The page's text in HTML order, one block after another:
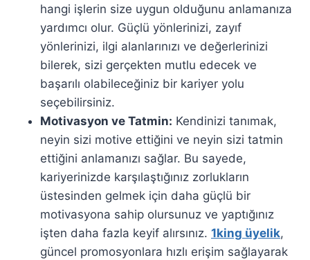
hangi işlerin size uygun olduğunu anlamanıza
yardımcı olur. Güçlü yönlerinizi, zayıf
yönlerinizi, ilgi alanlarınızı ve değerlerinizi
bilerek, sizi gerçekten mutlu edecek ve
başarılı olabileceğiniz bir kariyer yolu
seçebilirsiniz.
Motivasyon ve Tatmin: Kendinizi tanımak,
neyin sizi motive ettiğini ve neyin sizi tatmin
ettiğini anlamanızı sağlar. Bu sayede,
kariyerinizde karşılaştığınız zorlukların
üstesinden gelmek için daha güçlü bir
motivasyona sahip olursunuz ve yaptığınız
işten daha fazla keyif alırsınız. 1king üyelik,
güncel promosyonlara hızlı erişim sağlayarak